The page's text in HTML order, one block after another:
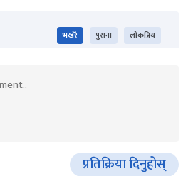
भर्खरै पुराना लोकप्रिय
प्रतिक्रिया दिनुहोस्